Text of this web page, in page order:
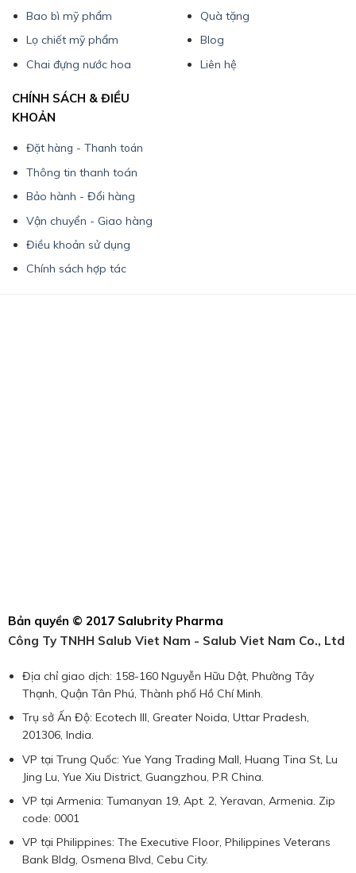
Bao bì mỹ phẩm
Lọ chiết mỹ phẩm
Chai đựng nước hoa
Quà tặng
Blog
Liên hệ
CHÍNH SÁCH & ĐIỀU
KHOẢN
Đặt hàng - Thanh toán
Thông tin thanh toán
Bảo hành - Đổi hàng
Vận chuyển - Giao hàng
Điều khoản sử dụng
Chính sách hợp tác
Bản quyền © 2017 Salubrity Pharma
Công Ty TNHH Salub Viet Nam - Salub Viet Nam Co., Ltd
Địa chỉ giao dịch: 158-160 Nguyễn Hữu Dật, Phường Tây
Thạnh, Quận Tân Phú, Thành phố Hồ Chí Minh.
Trụ sở Ấn Độ: Ecotech III, Greater Noida, Uttar Pradesh,
201306, India.
VP tại Trung Quốc: Yue Yang Trading Mall, Huang Tina St, Lu
Jing Lu, Yue Xiu District, Guangzhou, P.R China.
VP tại Armenia: Tumanyan 19, Apt. 2, Yeravan, Armenia. Zip
code: 0001
VP tại Philippines: The Executive Floor, Philippines Veterans
Bank Bldg, Osmena Blvd, Cebu City.